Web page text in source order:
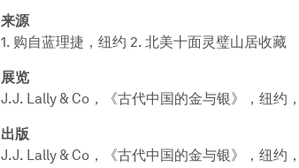
来源
1. 购自蓝理捷，纽约 2. 北美十面灵璧山居收藏
展览
J.J. Lally & Co，《古代中国的金与银》，纽约
出版
J.J. Lally & Co，《古代中国的金与银》，纽约